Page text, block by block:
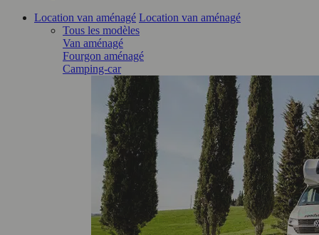
Location van aménagé Location van aménagé
Tous les modèles
Van aménagé
Fourgon aménagé
Camping-car